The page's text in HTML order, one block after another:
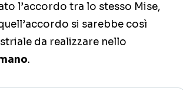
l’accordo tra lo stesso Mise,
si sarebbe così
da realizzare nello
.